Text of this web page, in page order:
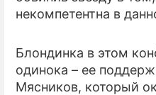
некомпетентна в
Блондинка в этом
одинока – ее
Мясников, который